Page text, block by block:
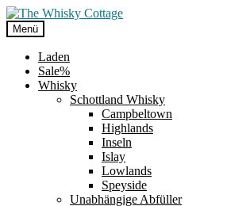
Zur
Navigation
springen
Zum
Inhalt
springen
Menü
Laden
Sale%
Whisky
Schottland Whisky
Campbeltown
Highlands
Inseln
Islay
Lowlands
Speyside
Unabhängige Abfüller